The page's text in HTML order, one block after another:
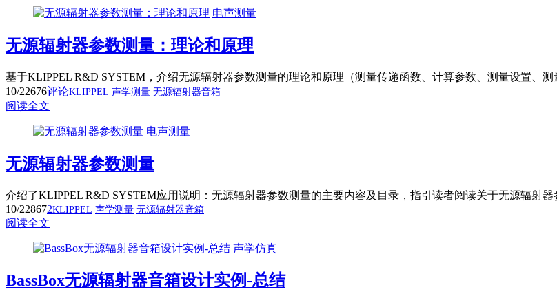
电声测量
无源辐射器参数测量：理论和原理
基于KLIPPEL R&D SYSTEM，介绍无源辐射器参数测量的理论和原理（测量传递函数、计算参数、测量设置、测
10/22676评论KLIPPEL 声学测量 无源辐射器音箱
阅读全文
电声测量
无源辐射器参数测量
介绍了KLIPPEL R&D SYSTEM应用说明：无源辐射器参数测量的主要内容及目录，指引读者阅读关于无源辐射器
10/228672KLIPPEL 声学测量 无源辐射器音箱
阅读全文
声学仿真
BassBox无源辐射器音箱设计实例-总结